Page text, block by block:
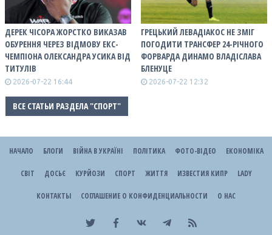
ДЕРЕК ЧІСОРА ЖОРСТКО ВИКАЗАВ
ОБУРЕННЯ ЧЕРЕЗ ВІДМОВУ ЕКС-
ЧЕМПІОНА ОЛЕКСАНДРА УСИКА ВІД
ТИТУЛІВ
2026-07-22 16:44
ГРЕЦЬКИЙ ЛЕВАДІАКОС НЕ ЗМІГ
ПОГОДИТИ ТРАНСФЕР 24-РІЧНОГО
ФОРВАРДА ДИНАМО ВЛАДІСЛАВА
БЛЕНУЦЕ
2026-07-22 12:32
ВСЕ СТАТЬИ РАЗДЕЛА "СПОРТ"
НАЧАЛО БЛОГИ ВІЙНА В УКРАЇНІ ПОЛІТИКА ФОТО-ВІДЕО ЕКОНОМІКА
СВІТ ДОСЬЄ КУРЙОЗИ СПОРТ ЖИТТЯ ИЗВЕСТИЯ КИПР LADY
КОНТАКТЫ СОГЛАШЕНИЕ О КОНФИДЕНЦИАЛЬНОСТИ О НАС